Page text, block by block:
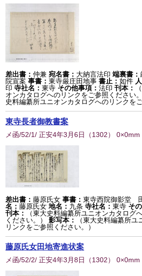
差出書：仲兼 宛名書： 大納言法印 端裏書：
院宣案 事書：東寺厳庄田地事 書止：如件
印 寺社名：東寺 その他事項：法印 刊本：
オンカタログへのリンクをご参照ください。
史料編纂所ユニオンカタログへのリンクを
東寺長者御教書案
メ函/52/1/ 正安4年3月6日 （1302） 0×0mm
差出書：藤原氏女 事書：東寺西院御影堂
名：藤原氏女 地名： 九条 寺社名：東寺 そ
刊本：
（東大史料編纂所ユニオンカタログ
ください。）
影写本：
（東大史料編纂所
リンクをご参照ください。）
藤原氏女田地寄進状案
メ函/52/2/ 正安4年3月8日 （1302） 0×0mm